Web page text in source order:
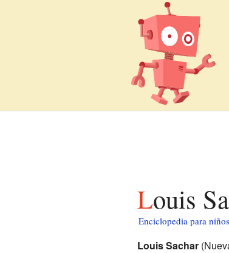
Louis
Enciclopedia para niños
Louis Sachar